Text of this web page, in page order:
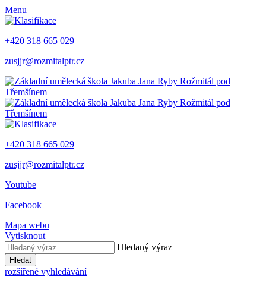
Menu
+420 318 665 029
zusjjr@rozmitalptr.cz
+420 318 665 029
zusjjr@rozmitalptr.cz
Youtube
Facebook
Mapa webu
Vytisknout
Hledaný výraz
Hledat
rozšířené vyhledávání